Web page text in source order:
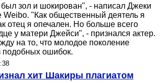
зол и шокирован", - написал Джеки
Weibo. "Как общественный деятель я
отец я опечален. Но больше всего
у матери Джейси", - признался актер.
на то, что молодое поколение
подобных ошибок.
хит Шакиры плагиатом